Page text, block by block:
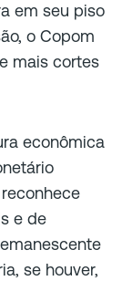
em seu piso
o Copom
mais cortes
econômica
e de
se houver,